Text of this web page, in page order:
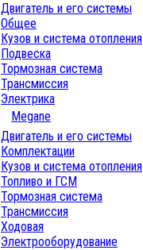
Двигатель и его системы
Общее
Кузов и система отопления
Подвеска
Тормозная система
Трансмиссия
Электрика
Megane
Двигатель и его системы
Комплектации
Кузов и система отопления
Топливо и ГСМ
Тормозная система
Трансмиссия
Ходовая
Электрооборудование